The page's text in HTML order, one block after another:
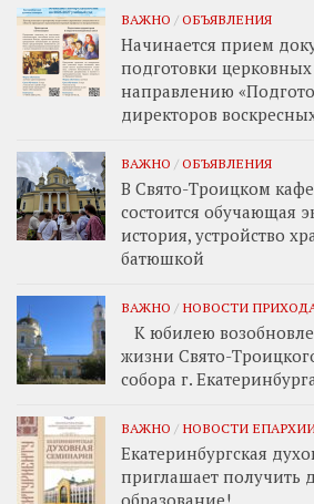
ВАЖНО / ОБЪЯВЛЕНИЯ
Начинается прием
подготовки
направлению
директоров
ВАЖНО / ОБЪЯВЛЕНИЯ
В Свято-Троицком
состоится обучающая
история, устройство
батюшкой
ВАЖНО / НОВОСТИ
К юбилею
жизни Свято-
собора г.
ВАЖНО / НОВОСТИ
Екатеринбургская
приглашает получить
образование!